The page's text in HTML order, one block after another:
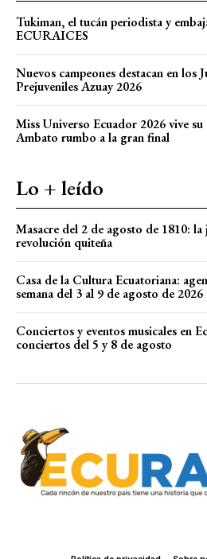
Tukiman, el tucán periodista y
ECURAICES
Nuevos campeones destacan en los
Prejuveniles Azuay 2026
Miss Universo Ecuador 2026 vive
Ambato rumbo a la gran final
Lo + leído
Masacre del 2 de agosto de 1810:
revolución quiteña
Casa de la Cultura Ecuatoriana:
semana del 3 al 9 de agosto de 2026
Conciertos y eventos musicales en
conciertos del 5 y 8 de agosto